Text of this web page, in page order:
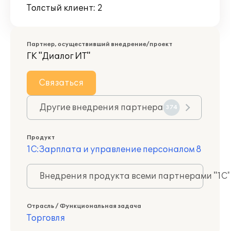
Толстый клиент: 2
Партнер, осуществивший внедрение/проект
ГК "Диалог ИТ"
Связаться
Другие внедрения партнера 374
Продукт
1С:Зарплата и управление персоналом 8
Внедрения продукта всеми партнерами
Отрасль / Функциональная задача
Торговля